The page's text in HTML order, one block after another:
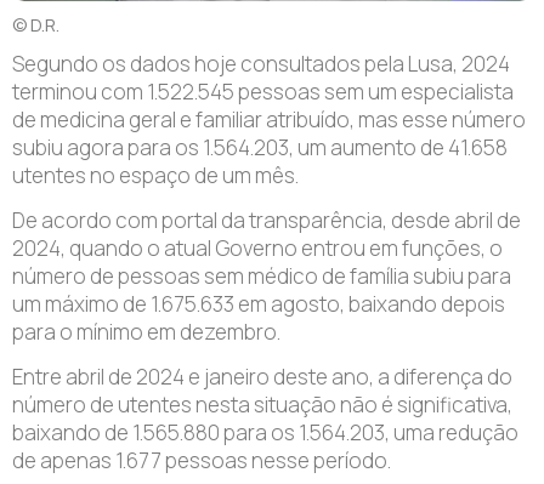
© D.R.
Segundo os dados hoje consultados pela Lusa, 2024
terminou com 1.522.545 pessoas sem um especialista
de medicina geral e familiar atribuído, mas esse número
subiu agora para os 1.564.203, um aumento de 41.658
utentes no espaço de um mês.
De acordo com portal da transparência, desde abril de
2024, quando o atual Governo entrou em funções, o
número de pessoas sem médico de família subiu para
um máximo de 1.675.633 em agosto, baixando depois
para o mínimo em dezembro.
Entre abril de 2024 e janeiro deste ano, a diferença do
número de utentes nesta situação não é significativa,
baixando de 1.565.880 para os 1.564.203, uma redução
de apenas 1.677 pessoas nesse período.